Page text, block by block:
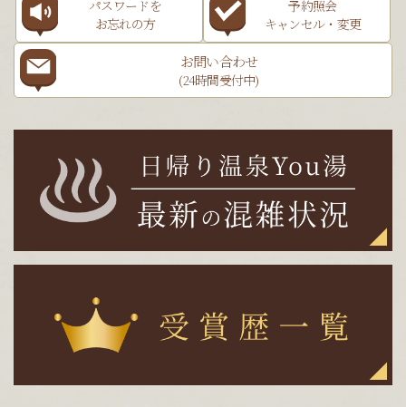
パスワードを
お忘れの方
予約照会
キャンセル・変更
お問い合わせ
(24時間受付中)